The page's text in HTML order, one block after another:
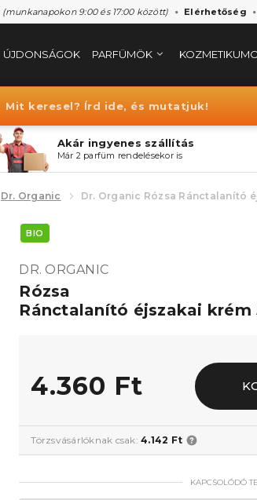
(munkanapokon 9:00 és 17:00 között) Elérhetőség
ÚJDONSÁGOK PARFÜMÖK
Mit keresel? Írd ide, és mutatjuk!
Akár ingyenes szállítás
Már 2 parfüm rendelésekor is
Dr. Organic Dr. Organic Rózsa Ránctalanító
BIO
DR. ORGANIC
Rózsa
Ránctalanító éjszakai krém
4.360 Ft
Törzsvásárlóknak csak:4.142 Ft
KAPCSOLÓDÓ